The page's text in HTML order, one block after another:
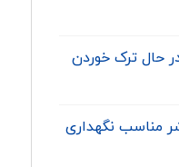
حال ترک خوردن
مناسب نگهداری